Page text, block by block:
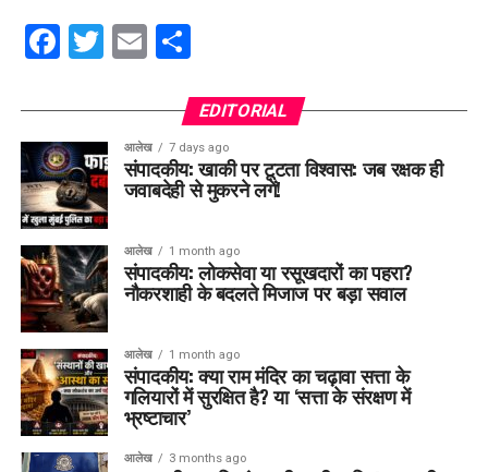
Facebook
Twitter
EmailShare
EDITORIAL
आलेख 7 days ago
संपादकीय: खाकी पर टूटता विश्वास: जब रक्षक ही
जवाबदेही से मुकरने लगें!
आलेख 1 month ago
संपादकीय: लोकसेवा या रसूखदारों का पहरा?
नौकरशाही के बदलते मिजाज पर बड़ा सवाल
आलेख 1 month ago
संपादकीय: क्या राम मंदिर का चढ़ावा सत्ता के
गलियारों में सुरक्षित है? या ‘सत्ता के संरक्षण में
भ्रष्टाचार’
आलेख 3 months ago